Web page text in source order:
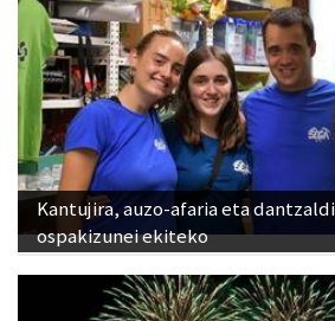
Kantujira, auzo-afaria eta
ospakizunei ekiteko